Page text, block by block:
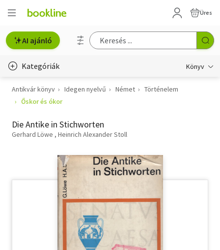
Üres
AI ajánló
Kategóriák Könyv
Életmód, egészség
Gyermek- és ifjúsági
Hobbi, szabadidő
Antikvár könyv Idegen nyelvű Német
Történelem
Őskor és ókor
Die Antike in Stichworten
Gerhard Löwe Heinrich Alexander Stoll